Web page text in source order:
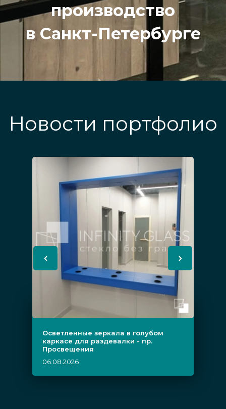
производство
в Санкт-Петербурге
Новости портфолио
Осветленные зеркала в голубом
каркасе для раздевалки - пр.
Просвещения
06.08.2026